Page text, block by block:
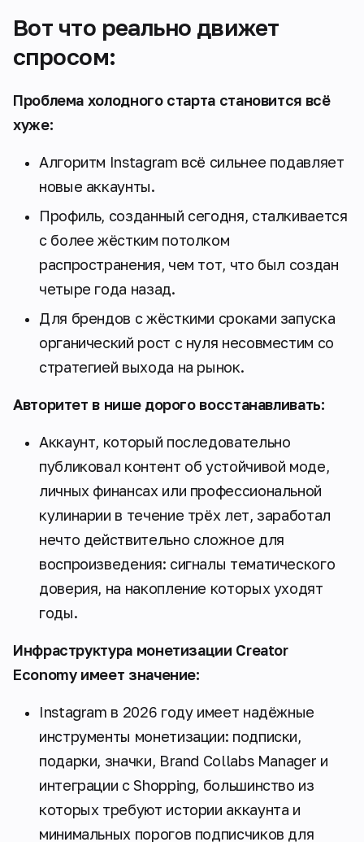
Вот что реально движет
спросом:
Проблема холодного старта становится всё
хуже:
Алгоритм Instagram всё сильнее подавляет
новые аккаунты.
Профиль, созданный сегодня, сталкивается
с более жёстким потолком
распространения, чем тот, что был создан
четыре года назад.
Для брендов с жёсткими сроками запуска
органический рост с нуля несовместим со
стратегией выхода на рынок.
Авторитет в нише дорого восстанавливать:
Аккаунт, который последовательно
публиковал контент об устойчивой моде,
личных финансах или профессиональной
кулинарии в течение трёх лет, заработал
нечто действительно сложное для
воспроизведения: сигналы тематического
доверия, на накопление которых уходят
годы.
Инфраструктура монетизации Creator
Economy имеет значение:
Instagram в 2026 году имеет надёжные
инструменты монетизации: подписки,
подарки, значки, Brand Collabs Manager и
интеграции с Shopping, большинство из
которых требуют истории аккаунта и
минимальных порогов подписчиков для